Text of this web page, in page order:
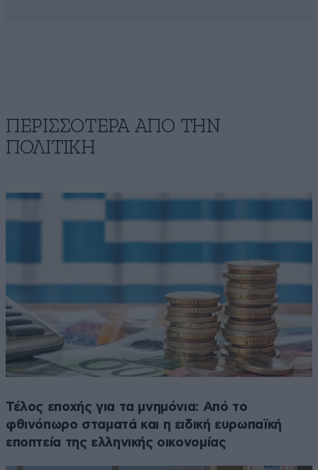
ΠΕΡΙΣΣΟΤΕΡΑ ΑΠΟ ΤΗΝ
ΠΟΛΙΤΙΚΗ
Τέλος εποχής για τα μνημόνια: Από το
φθινόπωρο σταματά και η ειδική ευρωπαϊκή
εποπτεία της ελληνικής οικονομίας